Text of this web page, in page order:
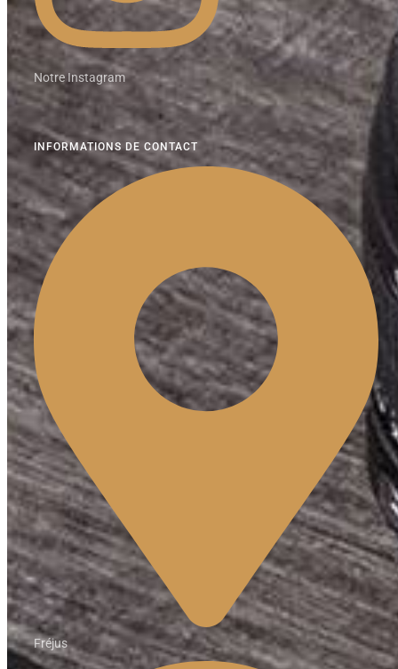
INFORMATIONS DE CONTACT
Fréjus
Notre Instagram